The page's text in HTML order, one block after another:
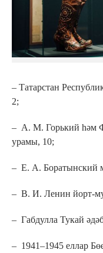
– Татарстан
2;
– А. М. Горький һәм
урамы, 10;
– Е. А. Боратынский
– В. И. Ленин йорт-
– Габдулла Тукай
– 1941–1945 еллар